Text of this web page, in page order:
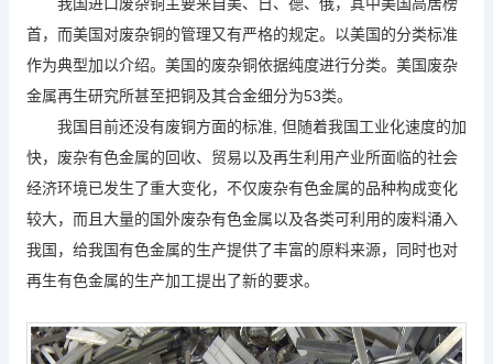
首，而美国对废杂铜的管理又有严格的规定。以美国的分类标准
作为典型加以介绍。美国的废杂铜依据纯度进行分类。美国废杂
金属再生研究所甚至把铜及其合金细分为53类。
我国目前还没有废铜方面的标准, 但随着我国工业化速度的加
快，废杂有色金属的回收、贸易以及再生利用产业所面临的社会
经济环境已发生了重大变化，不仅废杂有色金属的品种构成变化
较大，而且大量的国外废杂有色金属以及各类可利用的废料涌入
我国 ，给我国有色金属的生产提供了丰富的原料来源，同时也对
再生有色金属的生产加工提出了新的要求。